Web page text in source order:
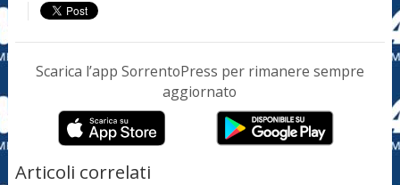
Scarica l’app SorrentoPress per rimanere sempre
aggiornato
Articoli correlati